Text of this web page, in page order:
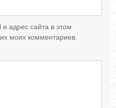
адрес сайта в этом
моих комментариев.